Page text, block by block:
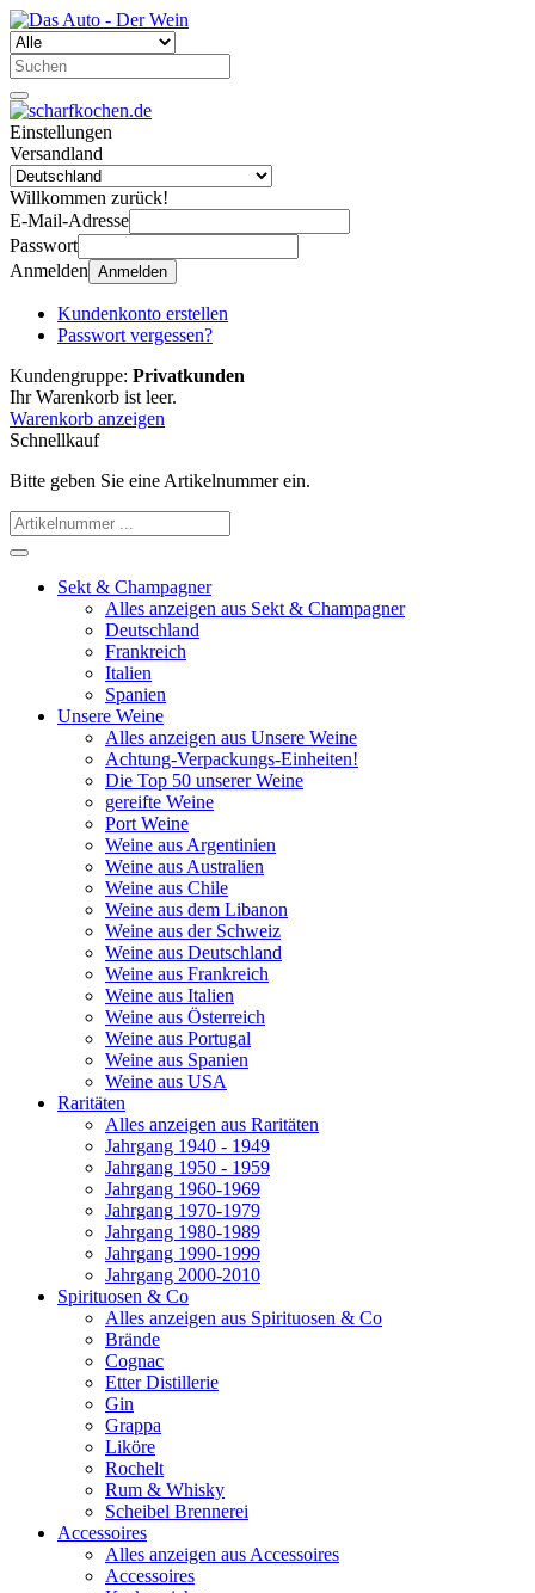
Einstellungen
Versandland
Willkommen zurück!
E-Mail-Adresse
Passwort
Anmelden Anmelden
Kundenkonto erstellen
Passwort vergessen?
Kundengruppe: Privatkunden
Ihr Warenkorb ist leer.
Warenkorb anzeigen
Schnellkauf
Bitte geben Sie eine Artikelnummer ein.
Sekt & Champagner
Alles anzeigen aus Sekt & Champagner
Deutschland
Frankreich
Italien
Spanien
Unsere Weine
Alles anzeigen aus Unsere Weine
Achtung-Verpackungs-Einheiten!
Die Top 50 unserer Weine
gereifte Weine
Port Weine
Weine aus Argentinien
Weine aus Australien
Weine aus Chile
Weine aus dem Libanon
Weine aus der Schweiz
Weine aus Deutschland
Weine aus Frankreich
Weine aus Italien
Weine aus Österreich
Weine aus Portugal
Weine aus Spanien
Weine aus USA
Raritäten
Alles anzeigen aus Raritäten
Jahrgang 1940 - 1949
Jahrgang 1950 - 1959
Jahrgang 1960-1969
Jahrgang 1970-1979
Jahrgang 1980-1989
Jahrgang 1990-1999
Jahrgang 2000-2010
Spirituosen & Co
Alles anzeigen aus Spirituosen & Co
Brände
Cognac
Etter Distillerie
Gin
Grappa
Liköre
Rochelt
Rum & Whisky
Scheibel Brennerei
Accessoires
Alles anzeigen aus Accessoires
Accessoires